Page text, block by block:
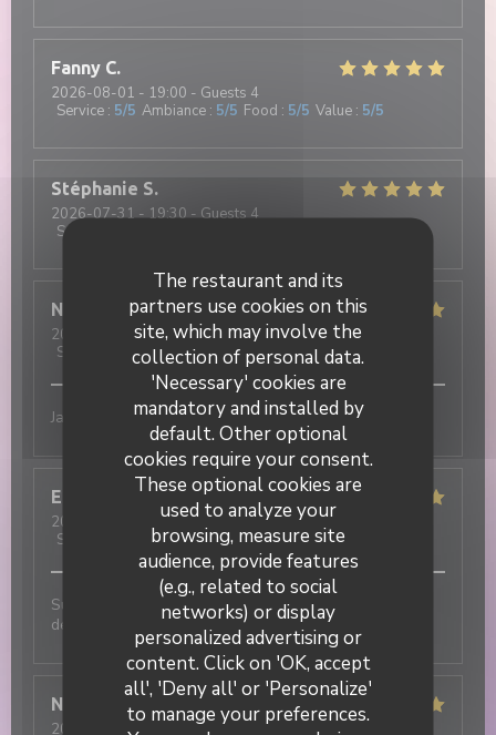
The restaurant and its
partners use cookies on this
site, which may involve the
collection of personal data.
'Necessary' cookies are
mandatory and installed by
default. Other optional
cookies require your consent.
These optional cookies are
used to analyze your
browsing, measure site
audience, provide features
(e.g., related to social
networks) or display
personalized advertising or
content. Click on 'OK, accept
all', 'Deny all' or 'Personalize'
to manage your preferences.
Fanny C
2026-08-01 - 19:00 - Guests 4
Service : 5/5 Ambiance : 5/5 Food : 5/5 Value : 5/5
Stéphanie S
2026-07-31- 19:30 - Guests 4
Service
Nathan
2026-07-31- 20:15 - Guests 3
Service
/5 Ambiance:5/5 Food:5/5 Value:
Jamais déçu !! Excellent
Elisa
2026-07-31
- 19:30 - Guests 3
Service
Ambiance:5/5 Food:5/5 Value
Super ambiance, service impeccable et tout est
délicieux !!!
Nicolas
T
2026-07-31- 12:30 - Guests 2
DUETTO